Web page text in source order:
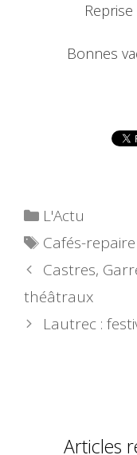
Bonnes
Catégories
L'Actu
Étiquettes
Cafés-repaire
Castres,
théâtraux
Lautrec :
Articles